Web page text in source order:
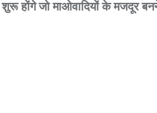
होंगे जो माओवादियों के मजदूर